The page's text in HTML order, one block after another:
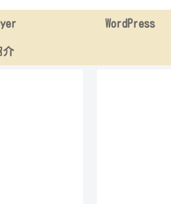
WordPress
介